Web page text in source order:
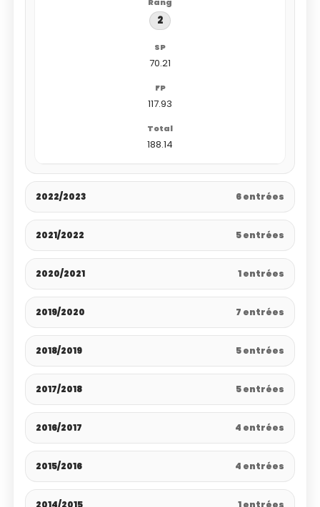
2
70.21
117.93
188.14
2022/2023 6 entrées
2021/2022 5 entrées
2020/2021 1 entrées
2019/2020 7 entrées
2018/2019 5 entrées
2017/2018 5 entrées
2016/2017 4 entrées
2015/2016 4 entrées
2014/2015 1 entrées